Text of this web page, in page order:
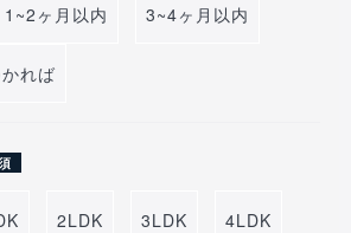
1~2ヶ月以内 3~4ヶ月以内
れば
2LDK 3LDK 4LDK